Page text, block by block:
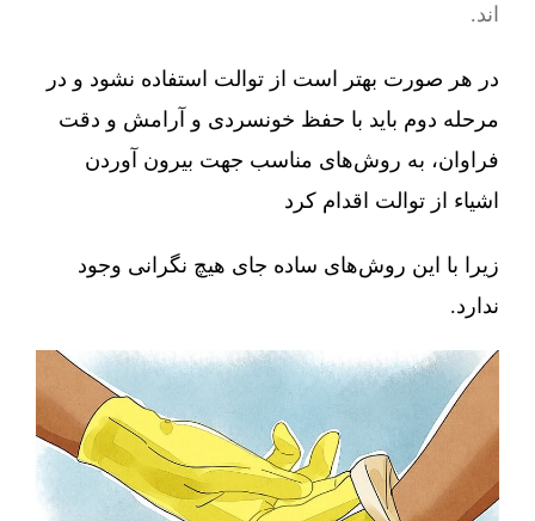
اند.
در هر صورت بهتر است از توالت استفاده نشود و در
مرحله دوم باید با حفظ خونسردی و آرامش و دقت
فراوان، به روش‌های مناسب جهت بیرون آوردن
اشیاء از توالت اقدام کرد
زیرا با این روش‌های ساده جای هیچ نگرانی وجود
ندارد.